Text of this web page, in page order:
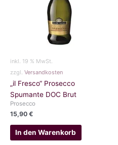
inkl. 19 % MwSt.
zzgl. Versandkosten
„il Fresco“ Prosecco
Spumante DOC Brut
Prosecco
15,90 €
In den Warenkorb